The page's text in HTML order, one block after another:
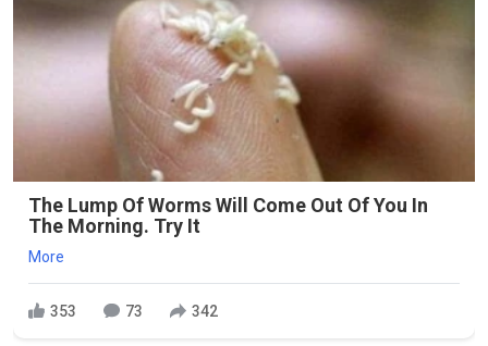
The Lump Of Worms Will Come Out Of You In
The Morning. Try It
More
353 73 342